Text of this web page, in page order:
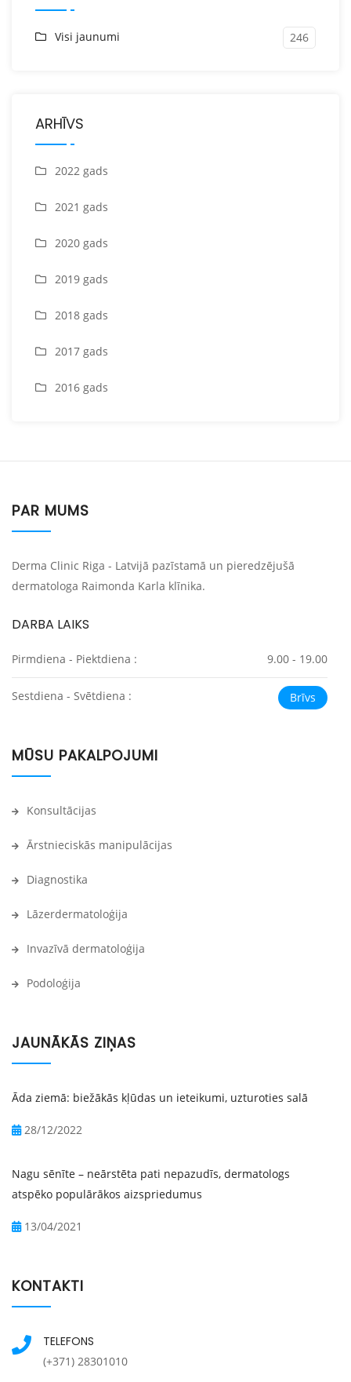
Visi jaunumi 246
ARHĪVS
2022 gads
2021 gads
2020 gads
2019 gads
2018 gads
2017 gads
2016 gads
PAR MUMS
Derma Clinic Riga - Latvijā pazīstamā un pieredzējušā
dermatologa Raimonda Karla klīnika.
DARBA LAIKS
Pirmdiena - Piektdiena : 9.00 - 19.00
Sestdiena - Svētdiena : Brīvs
MŪSU PAKALPOJUMI
Konsultācijas
Ārstnieciskās manipulācijas
Diagnostika
Lāzerdermatoloģija
Invazīvā dermatoloģija
Podoloģija
JAUNĀKĀS ZIŅAS
Āda ziemā: biežākās kļūdas un ieteikumi, uzturoties salā
28/12/2022
Nagu sēnīte – neārstēta pati nepazudīs, dermatologs
atspēko populārākos aizspriedumus
13/04/2021
KONTAKTI
TELEFONS
(+371) 28301010